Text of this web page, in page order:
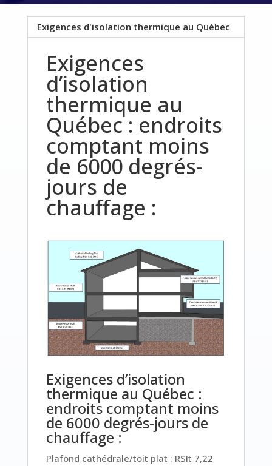
Exigences d'isolation thermique au Québec
Exigences
d’isolation
thermique au
Québec : endroits
comptant moins
de 6000 degrés-
jours de
chauffage :
Exigences d’isolation
thermique au Québec :
endroits comptant moins
de 6000 degrés-jours de
chauffage :
Plafond cathédrale/toit plat : RSIt 7,22